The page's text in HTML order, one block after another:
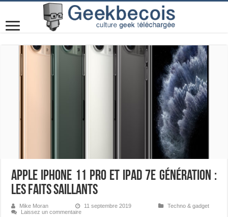
Apple iPhone 11 Pro et iPad 7e génération :
les faits saillants
Mike Moran 11 septembre 2019
Techno & gadget
Laissez un commentaire